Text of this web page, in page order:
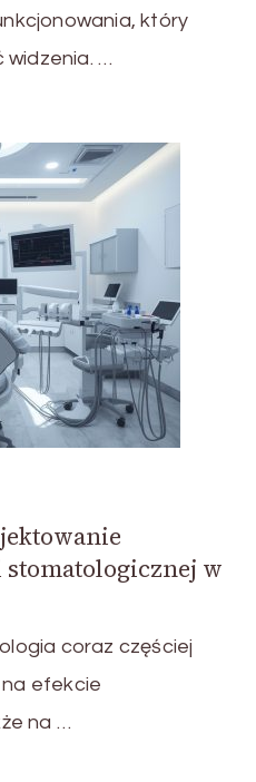
który
widzenia. …
stomatologicznej w
coraz częściej
efekcie
na …